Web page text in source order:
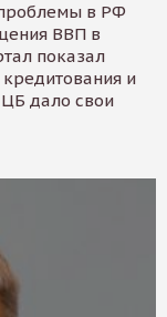
в РФ
ВВП в
показал
и
ЦБ дало свои